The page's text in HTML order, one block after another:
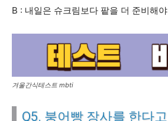
B : 내일은 슈크림보다 팥을 더 준비해
겨울간식테스트 mbti
Q5. 붕어빵 장사를 한다